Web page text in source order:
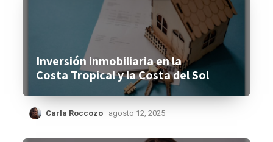
Inversión inmobiliaria en la
Costa Tropical y la Costa del Sol
Carla Roccozo agosto 12, 2025